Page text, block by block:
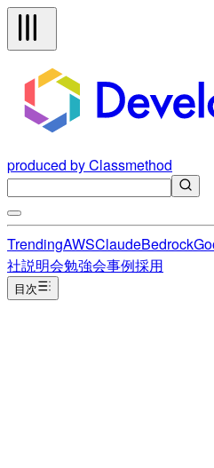
produced by Classmethod
TrendingAWSClaudeBedrock
社説明会勉強会事例採用
目次